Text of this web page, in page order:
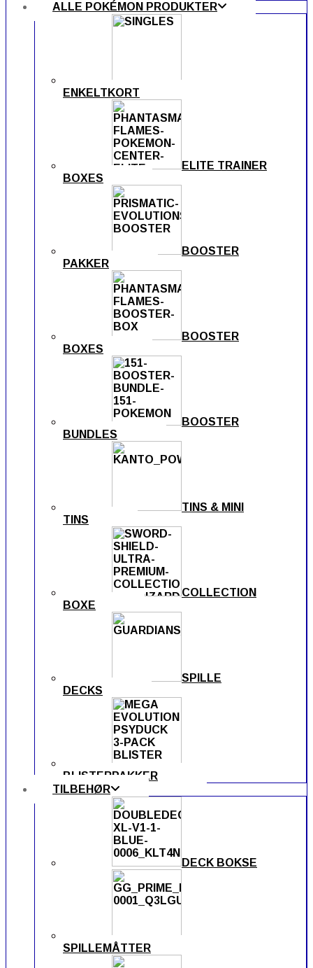
ALLE POKÉMON PRODUKTER
ENKELTKORT
ELITE TRAINER
BOXES
BOOSTER
PAKKER
BOOSTER
BOXES
BOOSTER
BUNDLES
TINS & MINI
TINS
COLLECTION
BOXE
SPILLE
DECKS
BLISTERPAKKER
TILBEHØR
DECK BOKSE
SPILLEMÅTTER